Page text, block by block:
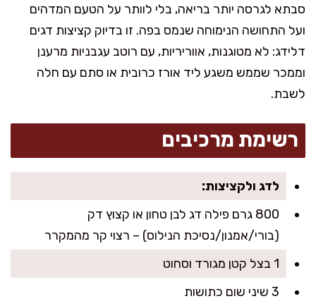
סבתא לגרסה יותר בריאה, בלי לוותר על הטעם המדהים
ועל התחושה הנימוחה שנמס בפה. זו בדיוק קציצות דגים
דלידג: לא מטוגנות, אווריריות, עם רוטב עגבניות מרענן
וממכר שממש משגע ליד אורז כרובית או סתם עם חלה
לשבת.
רשימת מרכיבים
לדג ולקציצות:
800 גרם פילה דג לבן טחון או קצוץ דק
(בורי/אמנון/נסיכת הנילוס) – רצוי קר מהמקרר
1 בצל קטן מגורד וסחוט
3 שיני שום כתושות